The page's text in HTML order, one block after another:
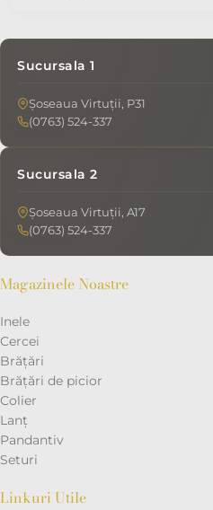
Sucursala 1
Șoseaua Virtuții, P31
(0763) 524-337
Sucursala 2
Șoseaua Virtuții, A17
(0763) 524-337
Magazinele Noastre
Inele
Cercei
Brățări
Brățări de picior
Colier
Lanț
Pandantiv
Seturi
Linkuri Utile